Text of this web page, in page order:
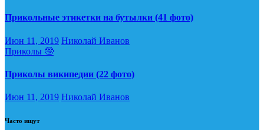
Прикольные этикетки на бутылки (41 фото)
Июн 11, 2019 Николай Иванов
Приколы 🤓
Приколы википедии (22 фото)
Июн 11, 2019 Николай Иванов
Часто ищут